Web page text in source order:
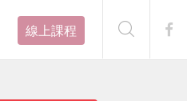
線上課程